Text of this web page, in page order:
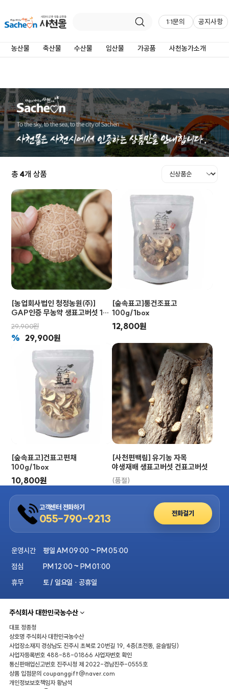
1:1문의 공지사항
농산물 축산물 수산물 임산물 가공품 사천농가소개
총4개 상품
[농업회사법인 청정농원㈜]
GAP인증 무농약 생표고버섯 1kg
선물상자포장
29,900원
% 29,900원
[숲속표고]통건조표고
100g/1box
12,800원
[숲속표고]건표고편채
100g/1box
10,800원
[사천편백림] 유기농 자목
야생재배 생표고버섯 건표고버섯
(품절)
고객센터 전화하기
055-790-9213 전화걸기
운영시간
평일 AM 09:00 ~ PM 05:00
점심
PM 12:00 ~ PM 01:00
휴무
토 / 일요일 · 공휴일
주식회사 대한민국농수산
대표 정종청
상호명 주식회사 대한민국농수산
사업장소재지 경상남도 진주시 초북로 20번길 19, 4층(초전동, 윤슬빌딩)
사업자등록번호 488-88-01866 사업자번호 확인
통신판매업신고번호 진주시청 제 2022-경남진주-0555호
상품 입점문의 coupanggift@naver.com
개인정보보호책임자황남석